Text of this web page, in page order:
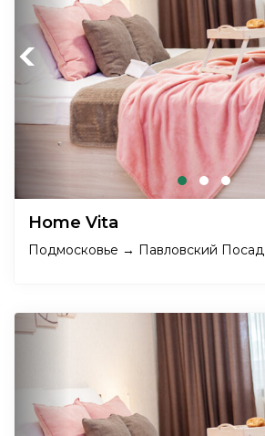
Previous
Home Vita
Подмосковье → Павловский Посад